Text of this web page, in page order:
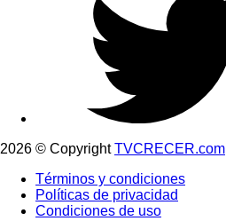
2026 © CopyrightTVCRECER.com
Términos y condiciones
Políticas de privacidad
Condiciones de uso